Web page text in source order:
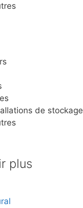
de stockage
plus